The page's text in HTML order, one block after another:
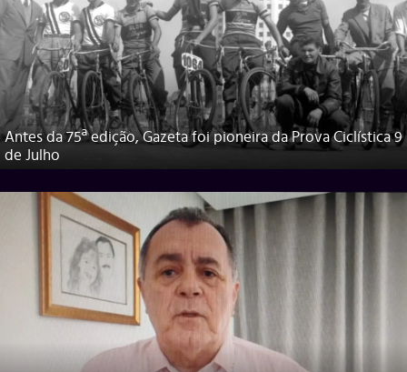
Antes da 75ª edição, Gazeta foi pioneira da Prova Ciclística 9
de Julho